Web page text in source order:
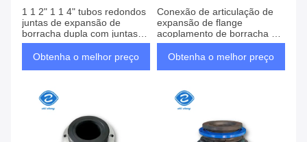
1 1 2" 1 1 4" tubos redondos
juntas de expansão de
borracha dupla com juntas
vivas roscadas
Obtenha o melhor preço
Conexão de articulação de
expansão de flange
acoplamento de borracha de
redução concêntrica flexível
Obtenha o melhor preço